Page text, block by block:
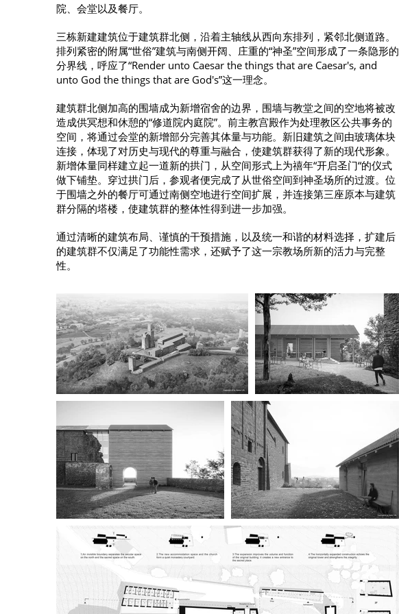
院、会堂以及餐厅。
三栋新建建筑位于建筑群北侧，沿着主轴线从西向东排列，紧邻北侧道路。
排列紧密的附属“世俗”建筑与南侧开阔、庄重的“神圣”空间形成了一条隐形的
分界线，呼应了“Render unto Caesar the things that are Caesar's, and
unto God the things that are God's”这一理念。
建筑群北侧加高的围墙成为新增宿舍的边界，围墙与教堂之间的空地将被改
造成供冥想和休憩的“修道院内庭院”。前主教宫殿作为处理教区公共事务的
空间，将通过会堂的新增部分完善其体量与功能。新旧建筑之间由玻璃体块
连接，体现了对历史与现代的尊重与融合，使建筑群获得了新的现代形象。
新增体量同样建立起一道新的拱门，从空间形式上为禧年“开启圣门“的仪式
做下铺垫。穿过拱门后，参观者便完成了从世俗空间到神圣场所的过渡。位
于围墙之外的餐厅可通过南侧空地进行空间扩展，并连接第三座原本与建筑
群分隔的塔楼，使建筑群的整体性得到进一步加强。
通过清晰的建筑布局、谨慎的干预措施，以及统一和谐的材料选择，扩建后
的建筑群不仅满足了功能性需求，还赋予了这一宗教场所新的活力与完整
性。